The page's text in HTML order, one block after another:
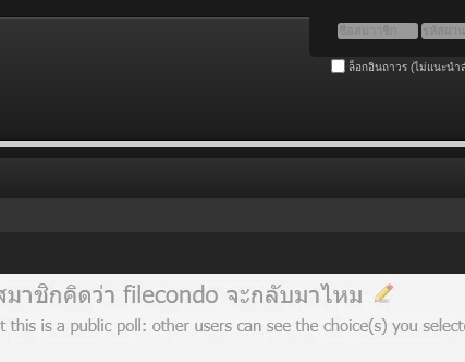
ล็อกอินถาวร (ไม่แนะน